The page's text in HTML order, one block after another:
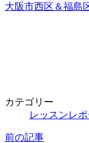
大阪市西区＆福島
カテゴリー
レッスンレポ
前の記事